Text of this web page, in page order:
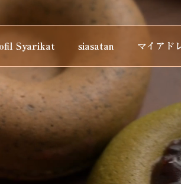
Syarikat siasatan マイアド